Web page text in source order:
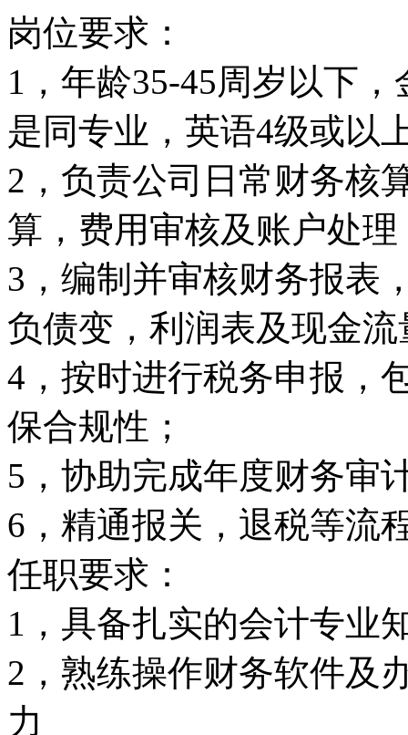
岗位要求：
1，年龄35-45周岁以下
是同专业，英语4级或以
2，负责公司日常财务核
算，费用审核及账户处理
3，编制并审核财务报表
负债变，利润表及现金流
4，按时进行税务申报，
保合规性；
5，协助完成年度财务审
6，精通报关，退税等流
任职要求：
1，具备扎实的会计专业
2，熟练操作财务软件及
力